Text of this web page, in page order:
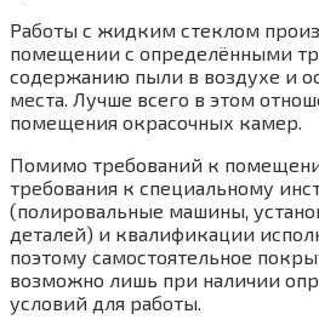
Работы с жидким стеклом
помещении с определёнными
содержанию пыли в воздухе и
места. Лучше всего в этом
помещения окрасочных камер.
Помимо требований к
требования к специальному
(полировальные машины,
деталей) и квалификации
поэтому самостоятельное
возможно лишь при наличии
условий для работы.